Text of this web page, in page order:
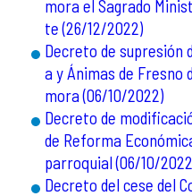
mora el Sagrado
te (26/12/2022)
Decreto de supresión
a y Ánimas de Fresno
mora (06/10/2022)
Decreto de
de Reforma
parroquial (06/10/
Decreto del cese del